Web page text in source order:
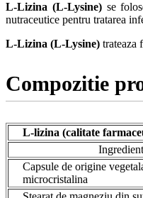
L-Lizina (L-Lysine)se
nutraceutice pentru tratarea
L-Lizina (L-Lysine) trateaza
Compozitie
L-lizina (calitate
Capsule de origine
microcristalina